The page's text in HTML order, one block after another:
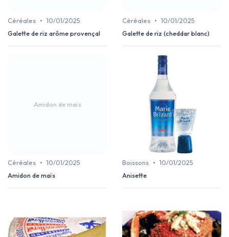
Céréales • 10/01/2025
Galette de riz arôme provençal
Céréales • 10/01/2025
Galette de riz (cheddar blanc)
Amidon de maïs
Céréales • 10/01/2025
Amidon de maïs
Boissons • 10/01/2025
Anisette